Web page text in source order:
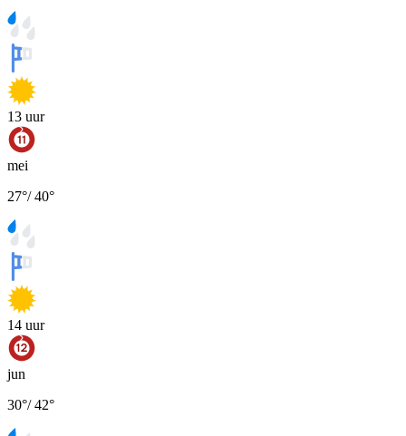
13 uur
mei
27°/40°
14 uur
jun
30°/42°